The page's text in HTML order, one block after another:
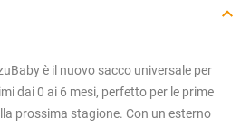
è il nuovo sacco universale per
dai 0 ai 6 mesi, perfetto per le prime
prossima stagione. Con un esterno